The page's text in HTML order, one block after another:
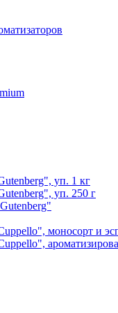
уп. 1 кг
уп. 250 г
моносорт и